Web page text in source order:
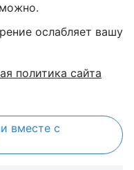
ослабляет вашу
политика сайта
вместе с